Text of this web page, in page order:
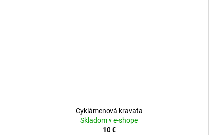
Cyklámenová kravata
Skladom v e-shope
10 €